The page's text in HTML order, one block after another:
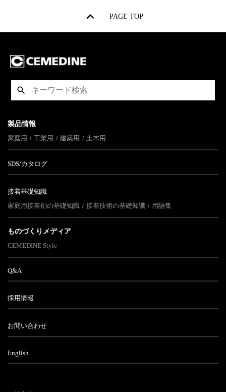
PAGE TOP
製品情報
家庭用
工業用 建築用 土木用
SDS/カタログ
接着基礎知識
家庭用接着剤の基礎知識
接着技術の基礎知識 用語集
ものづくりメディア
CEMEDINE Style
Q&A
採用情報
お問い合わせ
English